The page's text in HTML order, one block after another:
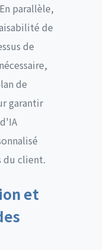
parallèle,
de
de
de
garantir
du client.
et